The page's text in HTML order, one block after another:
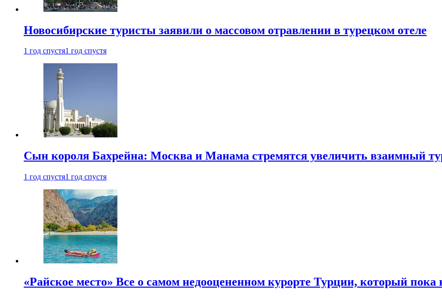
Новосибирские туристы заявили о массовом отравлении в турецком отеле
1 год спустя1 год спустя
Сын короля Бахрейна: Москва и Манама стремятся увеличить взаимный
1 год спустя1 год спустя
«Райское место» Все о самом недооцененном курорте Турции, который пока